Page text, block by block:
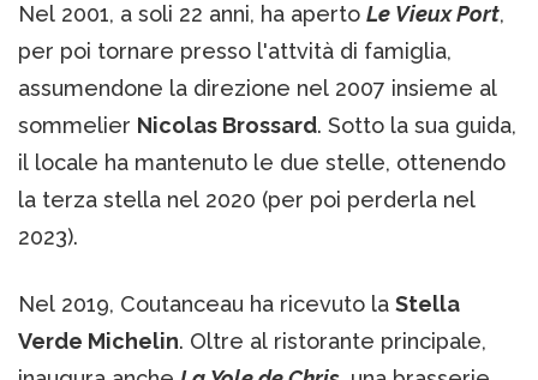
Nel 2001, a soli 22 anni, ha aperto Le Vieux Port,
per poi tornare presso l'attvità di famiglia,
assumendone la direzione nel 2007 insieme al
sommelier Nicolas Brossard. Sotto la sua guida,
il locale ha mantenuto le due stelle, ottenendo
la terza stella nel 2020 (per poi perderla nel
2023).
Nel 2019, Coutanceau ha ricevuto la Stella
Verde Michelin. Oltre al ristorante principale,